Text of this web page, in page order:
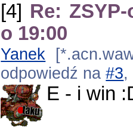
[4] Re:
o 19:00
Yanek
odpowiedź na#3,
E - i win